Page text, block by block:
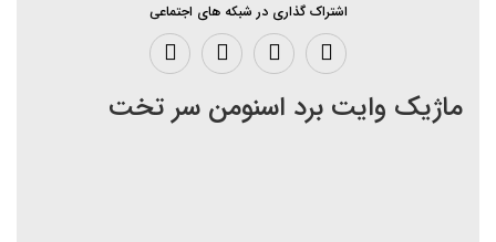
اشتراک گذاری در شبکه های اجتماعی
ماژیک وایت برد اسنومن سر تخت